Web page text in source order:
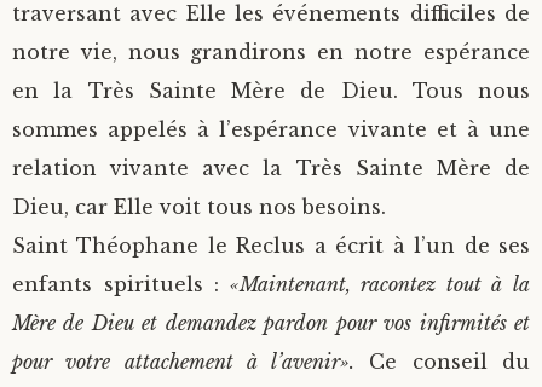
traversant avec Elle les événements difficiles de
notre vie, nous grandirons en notre espérance
en la Très Sainte Mère de Dieu. Tous nous
sommes appelés à l’espérance vivante et à une
relation vivante avec la Très Sainte Mère de
Dieu, car Elle voit tous nos besoins.
Saint Théophane le Reclus a écrit à l’un de ses
enfants spirituels : «Maintenant, racontez tout à la
Mère de Dieu et demandez pardon pour vos infirmités et
pour votre attachement à l’avenir».
Ce conseil du